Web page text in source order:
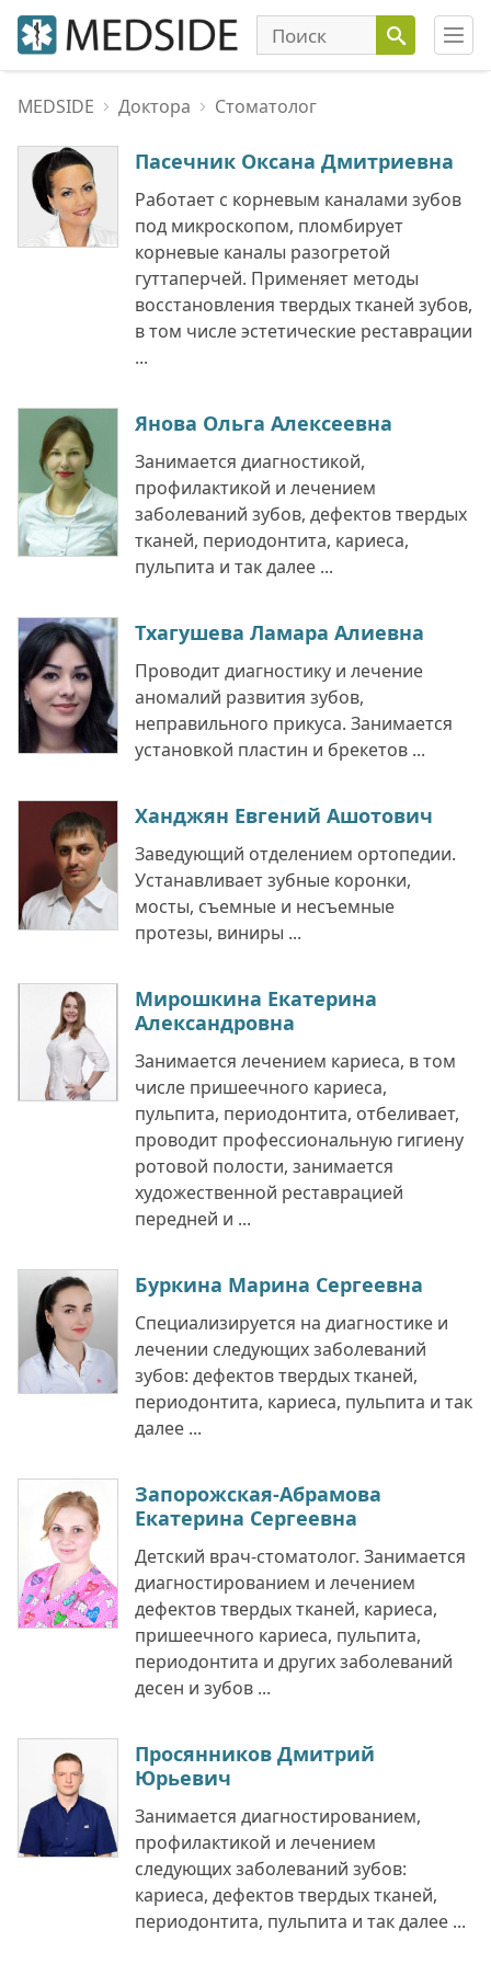
MEDSIDE Доктора Стоматолог
Пасечник Оксана Дмитриевна
Работает с корневым каналами зубов
под микроскопом, пломбирует
корневые каналы разогретой
гуттаперчей. Применяет методы
восстановления твердых тканей зубов,
в том числе эстетические реставрации
...
Янова Ольга Алексеевна
Занимается диагностикой,
профилактикой и лечением
заболеваний зубов, дефектов твердых
тканей, периодонтита, кариеса,
пульпита и так далее ...
Тхагушева Ламара Алиевна
Проводит диагностику и лечение
аномалий развития зубов,
неправильного прикуса. Занимается
установкой пластин и брекетов ...
Ханджян Евгений Ашотович
Заведующий отделением ортопедии.
Устанавливает зубные коронки,
мосты, съемные и несъемные
протезы, виниры ...
Мирошкина Екатерина
Александровна
Занимается лечением кариеса, в том
числе пришеечного кариеса,
пульпита, периодонтита, отбеливает,
проводит профессиональную гигиену
ротовой полости, занимается
художественной реставрацией
передней и ...
Буркина Марина Сергеевна
Специализируется на диагностике и
лечении следующих заболеваний
зубов: дефектов твердых тканей,
периодонтита, кариеса, пульпита и так
далее ...
Запорожская-Абрамова
Екатерина Сергеевна
Детский врач-стоматолог. Занимается
диагностированием и лечением
дефектов твердых тканей, кариеса,
пришеечного кариеса, пульпита,
периодонтита и других заболеваний
десен и зубов ...
Просянников Дмитрий
Юрьевич
Занимается диагностированием,
профилактикой и лечением
следующих заболеваний зубов:
кариеса, дефектов твердых тканей,
периодонтита, пульпита и так далее ...